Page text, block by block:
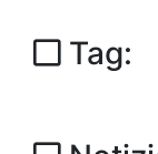
Tag: